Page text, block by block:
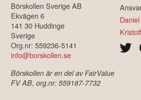
Börskollen Sverige AB
Ekvägen 6
141 30 Huddinge
Sverige
Org.nr: 559236-5141
info@borskollen.se
Börskollen är en del av FairValue
FV AB, org.nr: 559187-7732